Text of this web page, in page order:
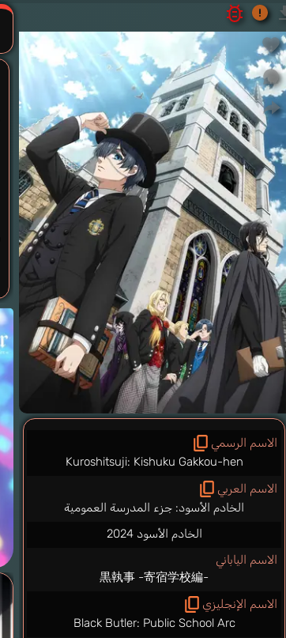
الاسم الرسمي
Kuroshitsuji: Kishuku Gakkou-hen
الاسم العربي
الخادم الأسود: جزء المدرسة العمومية
الخادم الأسود 2024
الاسم الياباني
黒執事 -寄宿学校編-
الاسم الإنجليزي
Black Butler: Public School Arc